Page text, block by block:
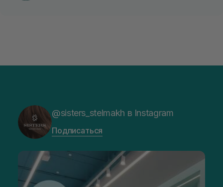
@sisters_stelmakh в Instagram
Подписаться